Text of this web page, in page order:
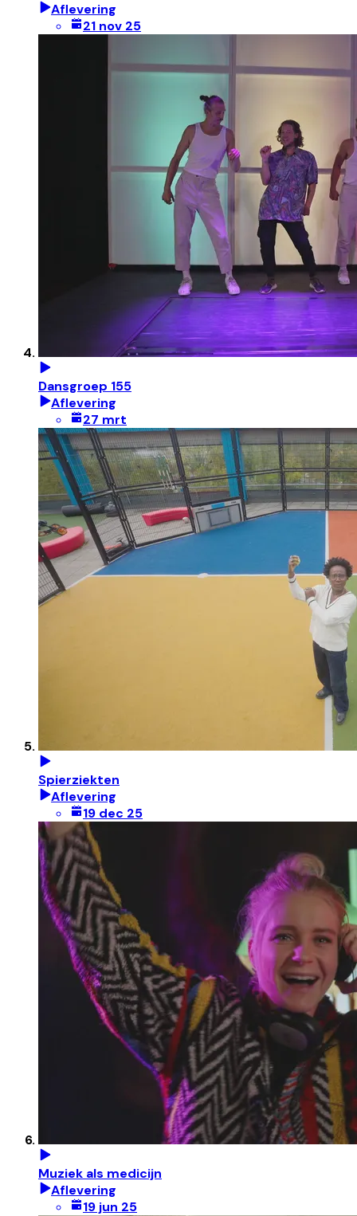
Aflevering
21 nov 25
Dansgroep 155
Aflevering
27 mrt
Spierziekten
Aflevering
19 dec 25
Muziek als medicijn
Aflevering
19 jun 25